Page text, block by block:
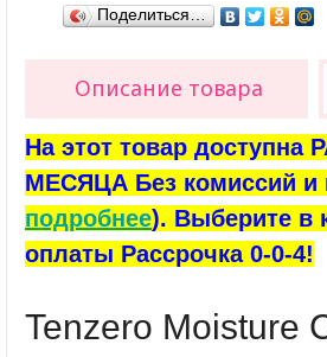
Поделиться…
Описание товара
На этот товар
МЕСЯЦА Без комиссий и
подробнее). Выберите в
оплаты Рассрочка 0-0-4!
Tenzero Moisture